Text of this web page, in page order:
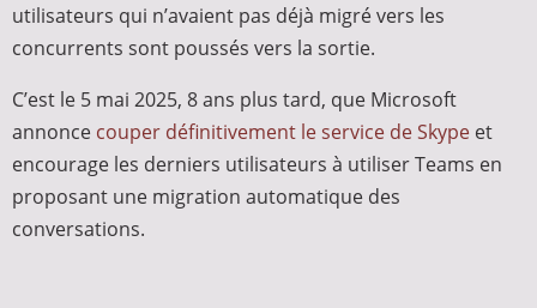
utilisateurs qui n’avaient pas déjà migré vers les
concurrents sont poussés vers la sortie.
C’est le 5 mai 2025, 8 ans plus tard, que Microsoft
annonce couper définitivement le service de Skype et
encourage les derniers utilisateurs à utiliser Teams en
proposant une migration automatique des
conversations.